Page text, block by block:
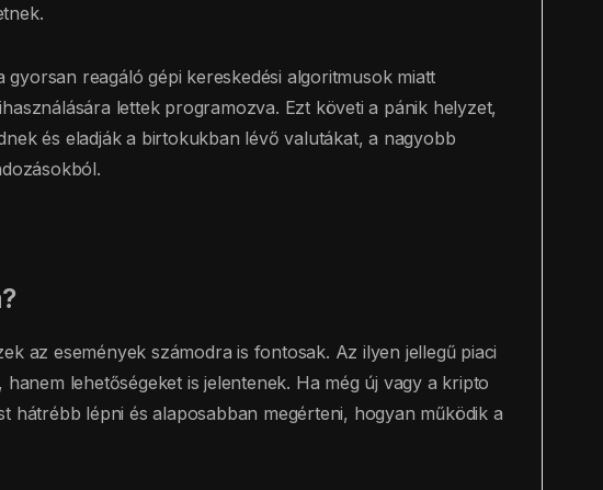
reagáló gépi kereskedési algoritmusok miatt
lettek programozva. Ezt követi a pánik helyzet,
és eladják a birtokukban lévő valutákat, a nagyobb
az események számodra is fontosak. Az ilyen jellegű piaci
lehetőségeket is jelentenek. Ha még új vagy a kripto
hátrébb lépni és alaposabban megérteni, hogyan működik a